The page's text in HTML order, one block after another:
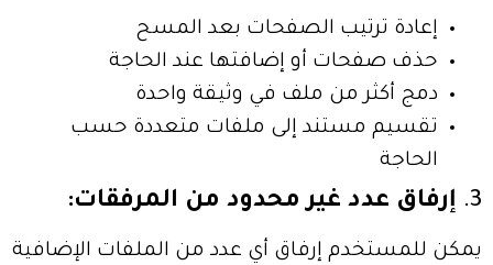
إعادة ترتيب الصفحات بعد المسح
حذف صفحات أو إضافتها عند الحاجة
دمج أكثر من ملف في وثيقة واحدة
تقسيم مستند إلى ملفات متعددة حسب
الحاجة
3. إرفاق عدد غير محدود من المرفقات:
يمكن للمستخدم إرفاق أي عدد من الملفات الإضافية